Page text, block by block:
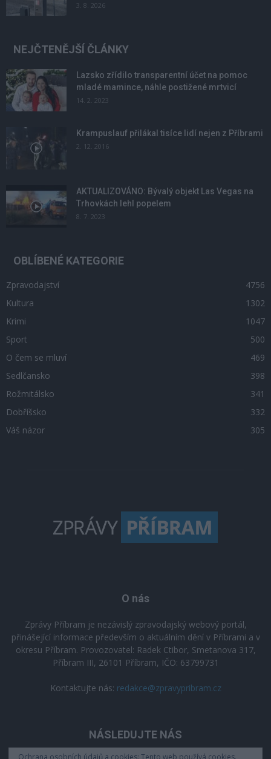
3. 8. 2026
NEJČTENĚJŠÍ ČLÁNKY
Lazsko zřídilo transparentní účet na pomoc
mladé mamince, náhle postižené mrtvicí
14. 2. 2023
Krampuslauf přilákal tisíce lidí nejen z Příbrami
2. 12. 2016
AKTUALIZOVÁNO: Bývalý objekt Las Vegas na
Trhovkách lehl popelem
8. 7. 2023
OBLÍBENÉ KATEGORIE
Zpravodajství
4756
Kultura
1302
Krimi
1047
Sport
500
O čem se mluví
469
Sedlčansko
398
Rožmitálsko
341
Dobříšsko
332
Váš názor
305
O nás
Zprávy Příbram je nezávislý zpravodajský webový portál,
přinášející informace především o aktuálním dění v Příbrami a v
okresu Příbram. Provozovatel: Radek Ctibor, Smetanova 317,
Příbram III, 26101 Příbram, IČO: 63799731
Kontaktujte nás: redakce@zpravypribram.cz
NÁSLEDUJTE NÁS
Ochrana osobních údajů a cookies: Tento web používá cookies.